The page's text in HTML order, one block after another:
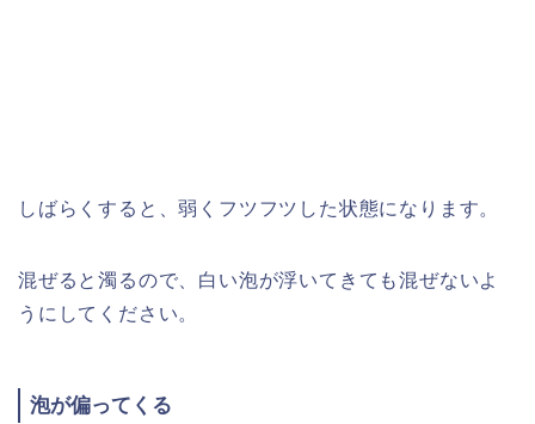
しばらくすると、弱くフツフツした状態になります。
混ぜると濁るので、白い泡が浮いてきても混ぜないよ
うにしてください。
泡が偏ってくる